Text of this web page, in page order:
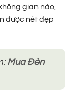
gian nào,
được nét đẹp
Mua Đèn